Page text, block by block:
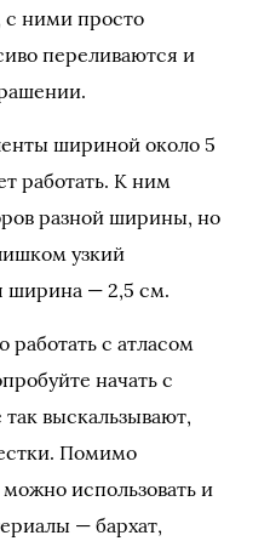
с ними просто
переливаются и
шириной около 5
работать. К ним
разной ширины, но
узкий
ширина — 2,5 см.
работать с атласом
начать с
выскальзывают,
Помимо
использовать и
— бархат,